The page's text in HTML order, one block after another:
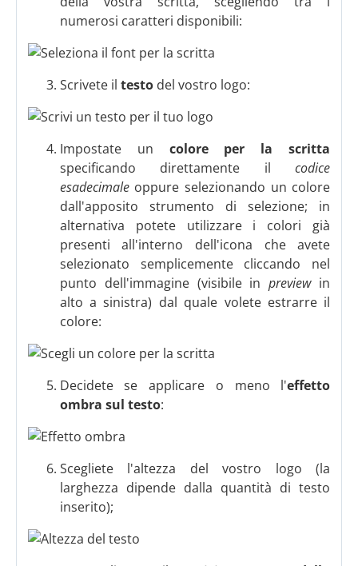
numerosi caratteri disponibili:
Scrivete il testodel vostro logo:
Impostate un colore per la scritta
specificando direttamente ilcodice
esadecimaleoppure selezionando un colore
dall'apposito strumento di selezione; in
alternativa potete utilizzare i colori già
presenti all'interno dell'icona che avete
selezionato semplicemente cliccando nel
punto dell'immagine (visibile inpreviewin
alto a sinistra) dal quale volete estrarre il
colore:
Decidete se applicare o meno l'effetto
ombra sul testo:
Scegliete l'altezza del vostro logo (la
larghezza dipende dalla quantità di testo
inserito);